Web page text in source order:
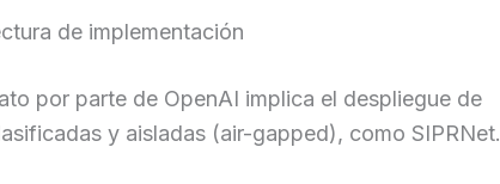
de implementación
por parte de OpenAI implica el despliegue de
y aisladas (air-gapped), como SIPRNet.